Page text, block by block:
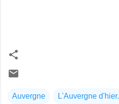
Auvergne L'Auvergne d'hier.